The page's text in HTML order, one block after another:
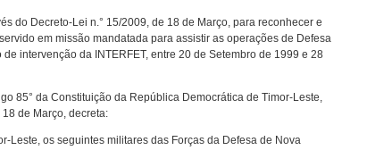
do Decreto-Lei n.° 15/2009, de 18 de Março, para reconhecer e
em missão mandatada para assistir as operações de Defesa
intervenção da INTERFET, entre 20 de Setembro de 1999 e 28
85° da Constituição da República Democrática de Timor-Leste,
de Março, decreta:
Leste, os seguintes militares das Forças da Defesa de Nova